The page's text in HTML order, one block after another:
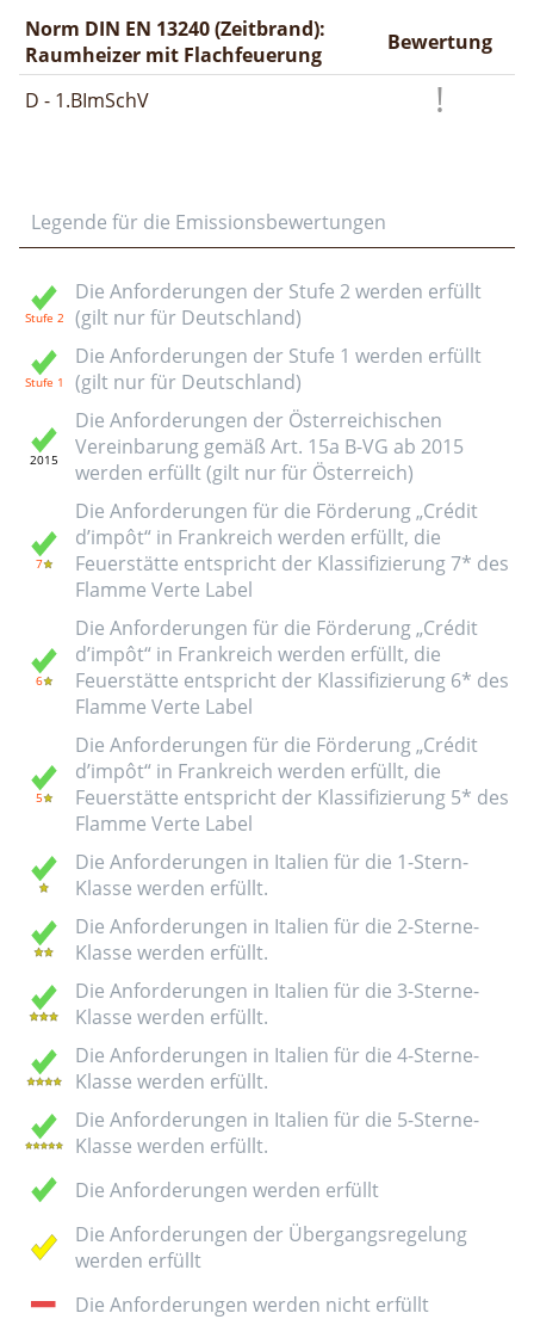
Norm DIN EN 13240 (Zeitbrand):
Raumheizer mit Flachfeuerung
Bewertung
D - 1.BImSchV
Legende für die Emissionsbewertungen
Die Anforderungen der Stufe 2 werden erfüllt
(gilt nur für Deutschland)
Die Anforderungen der Stufe 1 werden erfüllt
(gilt nur für Deutschland)
Die Anforderungen der Österreichischen
Vereinbarung gemäß Art. 15a B-VG ab 2015
werden erfüllt (gilt nur für Österreich)
Die Anforderungen für die Förderung „Crédit
d’impôt“ in Frankreich werden erfüllt, die
Feuerstätte entspricht der Klassifizierung 7* des
Flamme Verte Label
Die Anforderungen für die Förderung „Crédit
d’impôt“ in Frankreich werden erfüllt, die
Feuerstätte entspricht der Klassifizierung 6* des
Flamme Verte Label
Die Anforderungen für die Förderung „Crédit
d’impôt“ in Frankreich werden erfüllt, die
Feuerstätte entspricht der Klassifizierung 5* des
Flamme Verte Label
Die Anforderungen in Italien für die 1-Stern-
Klasse werden erfüllt.
Die Anforderungen in Italien für die 2-Sterne-
Klasse werden erfüllt.
Die Anforderungen in Italien für die 3-Sterne-
Klasse werden erfüllt.
Die Anforderungen in Italien für die 4-Sterne-
Klasse werden erfüllt.
Die Anforderungen in Italien für die 5-Sterne-
Klasse werden erfüllt.
Die Anforderungen werden erfüllt
Die Anforderungen der Übergangsregelung
werden erfüllt
Die Anforderungen werden nicht erfüllt